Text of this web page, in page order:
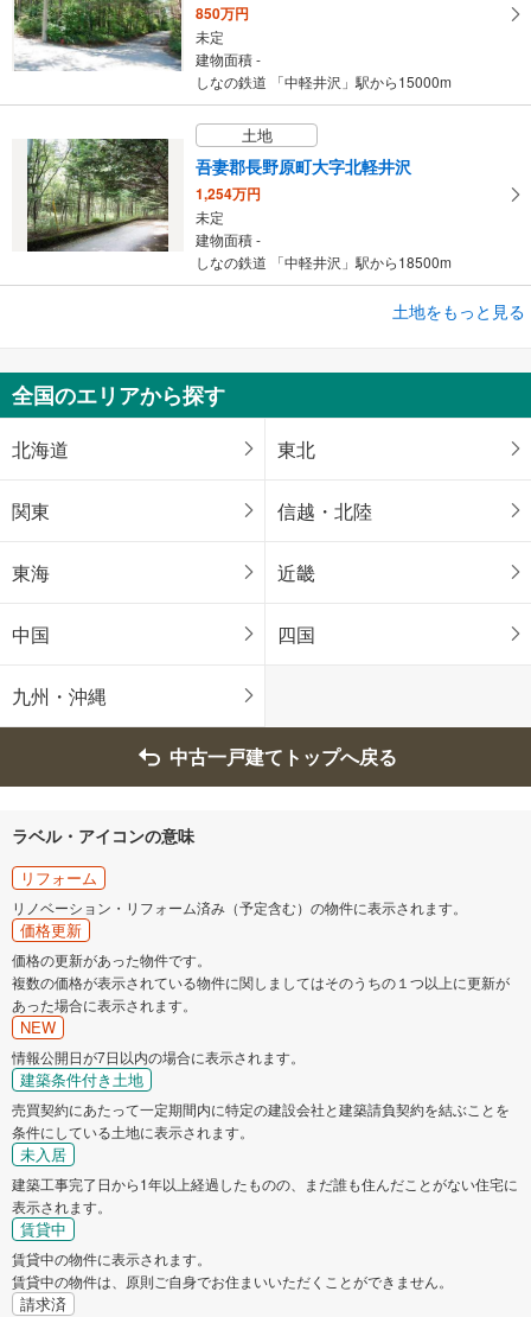
850万円
未定
建物面積 -
しなの鉄道 「中軽井沢」駅から15000m
土地
吾妻郡長野原町大字北軽井沢
1,254万円
未定
建物面積 -
しなの鉄道 「中軽井沢」駅から18500m
1,800万円
未定
建物面積 -
しなの鉄道 「中軽井沢」駅から19300m
土地をもっと見る
全国のエリアから探す
北海道 東北
関東 信越・北陸
東海 近畿
中国 四国
九州・沖縄
中古一戸建てトップへ戻る
ラベル・アイコンの意味
リフォーム
リノベーション・リフォーム済み（予定含む）の物件に表示されます。
価格更新
価格の更新があった物件です。
複数の価格が表示されている物件に関しましてはそのうちの１つ以上に更新が
あった場合に表示されます。
NEW
情報公開日が7日以内の場合に表示されます。
建築条件付き土地
売買契約にあたって一定期間内に特定の建設会社と建築請負契約を結ぶことを
条件にしている土地に表示されます。
未入居
建築工事完了日から1年以上経過したものの、まだ誰も住んだことがない住宅に
表示されます。
賃貸中
賃貸中の物件に表示されます。
賃貸中の物件は、原則ご自身でお住まいいただくことができません。
請求済